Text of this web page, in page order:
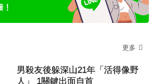
更多
男殺友後躲深山21年「活得像野
人」 1關鍵出面自首